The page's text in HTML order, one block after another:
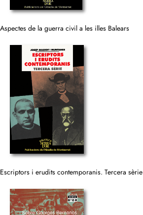
Aspectes de la guerra civil a les illes Balears
Escriptors i erudits contemporanis. Tercera sèrie